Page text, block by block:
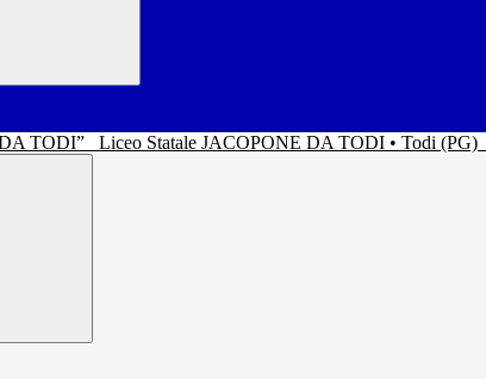
Liceo Statale JACOPONE DA TODI • Todi (PG)